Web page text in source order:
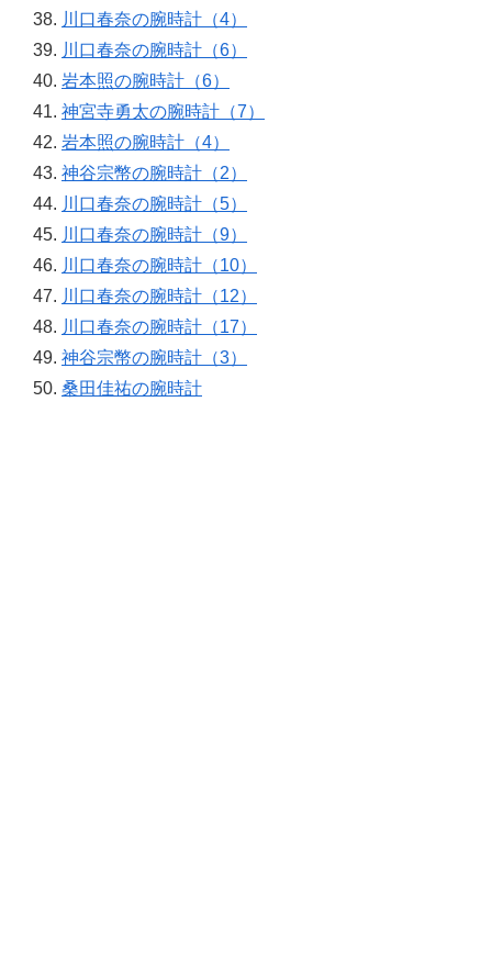
川口春奈の腕時計（4）
川口春奈の腕時計（6）
岩本照の腕時計（6）
神宮寺勇太の腕時計（7）
岩本照の腕時計（4）
神谷宗幣の腕時計（2）
川口春奈の腕時計（5）
川口春奈の腕時計（9）
川口春奈の腕時計（10）
川口春奈の腕時計（12）
川口春奈の腕時計（17）
神谷宗幣の腕時計（3）
桑田佳祐の腕時計